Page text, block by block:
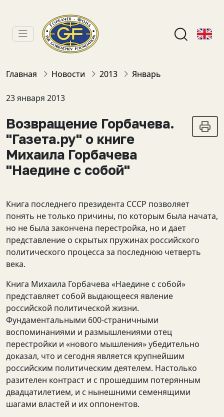
Главная Новости 2013 Январь
23 января 2013
Возвращение Горбачева.
"Газета.ру" о книге
Михаила Горбачева
"Наедине с собой"
Книга последнего президента СССР позволяет
понять не только причины, по которым была начата,
но не была закончена перестройка, но и дает
представление о скрытых пружинах российского
политического процесса за последнюю четверть
века.
Книга Михаила Горбачева «Наедине с собой»
представляет собой выдающееся явление
российской политической жизни.
Фундаментальными 600-страничными
воспоминаниями и размышлениями отец
перестройки и «нового мышления» убедительно
доказал, что и сегодня является крупнейшим
российским политическим деятелем. Настолько
разителен контраст и с прошедшим потерянным
двадцатилетием, и с нынешними семенящими
шагами властей и их оппонентов.